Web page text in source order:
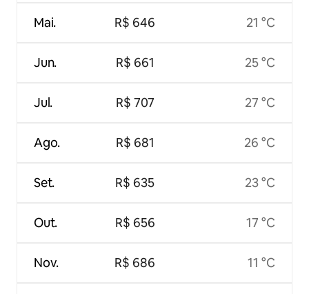
Mai.
Jun.
Jul.
Ago.
Set.
Out.
Nov.
R$ 646
R$ 661
R$ 707
R$ 681
R$ 635
R$ 656
R$ 686
21 °C
25 °C
27 °C
26 °C
23 °C
17 °C
11 °C